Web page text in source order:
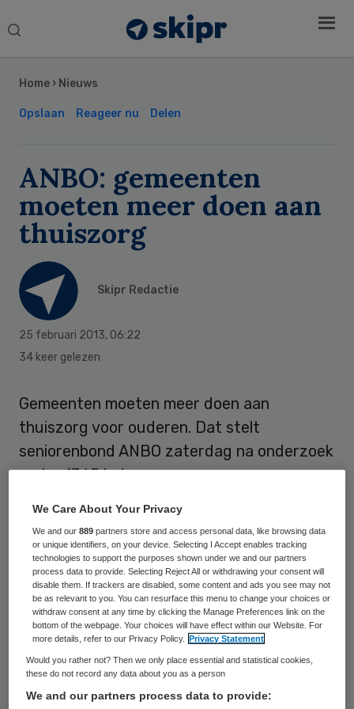
Search
Home › Nieuws
Opslaan Reageer nu Delen
ANBO: gemeenten
moeten meer doen aan
thuiszorg
Skipr Redactie
25 februari 2013, 06:22
34 keer gelezen
Gemeenten moeten meer doen aan
thuiszorg voor ouderen. Dat stelt
seniorenbond ANBO zaterdag na onderzoek
onder 1365 leden.
Er wordt volgens de ANBO flink bezuinigd
op zorg in zorginstellingen, maar ook op
zorg en ondersteuning thuis. En dat kan
niet allebei, aldus de bond. Gemeenten
zouden in de ogen van de ANBO meer hun
verantwoordelijkheid moeten nemen en
meer moeten investeren in noodzakelijke
zorg.
Sidebar
We Care About Your Privacy
We and our889 partners store and access personal data, like browsing data
or unique identifiers, on your device. Selecting I Accept enables tracking
technologies to support the purposes shown under we and our partners
process data to provide. Selecting Reject All or withdrawing your consent will
disable them. If trackers are disabled, some content and ads you see may not
be as relevant to you. You can resurface this menu to change your choices or
withdraw consent at any time by clicking the Manage Preferences link on the
bottom of the webpage. Your choices will have effect within our Website. For
more details, refer to our Privacy Policy.
Privacy Statement
Would you rather not? Then we only place essential and statistical cookies,
these do not record any data about you as a person
We and our partners process data to provide: